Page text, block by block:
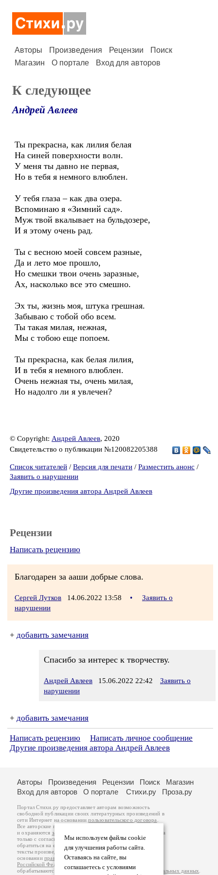
Авторы Произведения Рецензии
Поиск
Магазин
О портале Вход для авторов
К следующее
Андрей Авлеев
Ты прекрасна, как лилия белая
На синей поверхности волн.
У меня ты давно не первая,
Но в тебя я немного влюблен.
У тебя глаза – как два озера.
Вспоминаю я «Зимний сад».
Муж твой вкалывает на бульдозере,
И я этому очень рад.
Ты с весною моей совсем разные,
Да и лето мое прошло,
Но смешки твои очень заразные,
Ах, насколько все это смешно.
Эх ты, жизнь моя, штука грешная.
Забываю с тобой обо всем.
Ты такая милая, нежная,
Мы с тобою еще попоем.
Ты прекрасна, как белая лилия,
И в тебя я немного влюблен.
Очень нежная ты, очень милая,
Но надолго ли я увлечен?
© Copyright: Андрей Авлеев, 2020
Свидетельство о публикации №120082205388
Список читателей / Версия для печати / Разместить анонс /
Заявить о нарушении
Другие произведения автора Андрей Авлеев
Рецензии
Написать рецензию
Благодарен за ааши добрые слова.
Сергей Лутков 14.06.2022 13:58 •
Заявить о
нарушении
+ добавить замечания
Спасибо за интерес к творчеству.
Андрей Авлеев 15.06.2022 22:42
Заявить о
нарушении
+ добавить замечания
Написать рецензию
Написать личное сообщение
Другие произведения автора Андрей Авлеев
Мы используем файлы cookie
для улучшения работы сайта.
Оставаясь на сайте, вы
соглашаетесь с условиями
Авторы Произведения Рецензии Поиск
Магазин
Вход для авторов
О портале Стихи.ру Проза.ру
Портал Стихи.ру предоставляет авторам возможность
свободной публикации своих литературных произведений в
сети Интернет на основаниипользовательского договора
Все авторские права на произведения принадлежат авторам
и охраняются законом
. Перепечатка произведений возможна
только с согласия его автора, к которому вы можете
обратиться на его авторской странице. Ответственность за
тексты произведений авторы несут самостоятельно на
основанииправил публикацииизаконодательства
Российской Федерации
обрабатываются на основанииПолитики обработки персональных данных